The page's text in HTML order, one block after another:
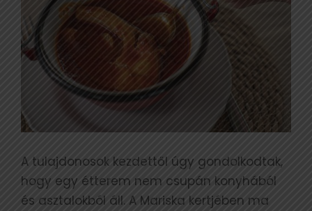
A tulajdonosok kezdettől úgy gondolkodtak,
hogy egy étterem nem csupán konyhából
és asztalokból áll. A Mariska kertjében ma